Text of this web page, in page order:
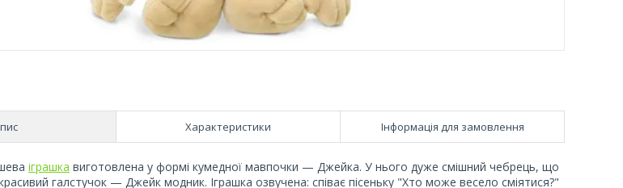
Характеристики Інформація для замовлення
іграшка виготовлена у формі кумедної мавпочки — Джейка. У нього дуже смішний чебрець, що
галстучок — Джейк модник. Іграшка озвучена: співає пісеньку "Хто може весело сміятися?"